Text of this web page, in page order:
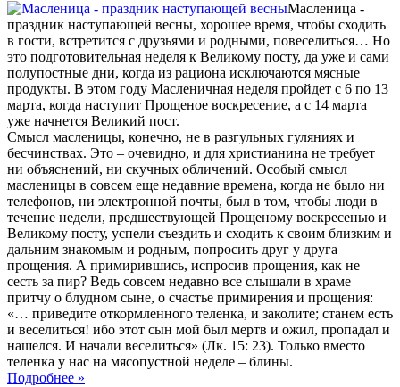
Масленица -
праздник наступающей весны, хорошее время, чтобы сходить
в гости, встретится с друзьями и родными, повеселиться… Но
это подготовительная неделя к Великому посту, да уже и сами
полупостные дни, когда из рациона исключаются мясные
продукты. В этом году Масленичная неделя пройдет с 6 по 13
марта, когда наступит Прощеное воскресение, а с 14 марта
уже начнется Великий пост.
Смысл масленицы, конечно, не в разгульных гуляниях и
бесчинствах. Это – очевидно, и для христианина не требует
ни объяснений, ни скучных обличений. Особый смысл
масленицы в совсем еще недавние времена, когда не было ни
телефонов, ни электронной почты, был в том, чтобы люди в
течение недели, предшествующей Прощеному воскресенью и
Великому посту, успели съездить и сходить к своим близким и
дальним знакомым и родным, попросить друг у друга
прощения. А примирившись, испросив прощения, как не
сесть за пир? Ведь совсем недавно все слышали в храме
притчу о блудном сыне, о счастье примирения и прощения:
«… приведите откормленного теленка, и заколите; станем есть
и веселиться! ибо этот сын мой был мертв и ожил, пропадал и
нашелся. И начали веселиться» (Лк. 15: 23). Только вместо
теленка у нас на мясопустной неделе – блины.
Подробнее »